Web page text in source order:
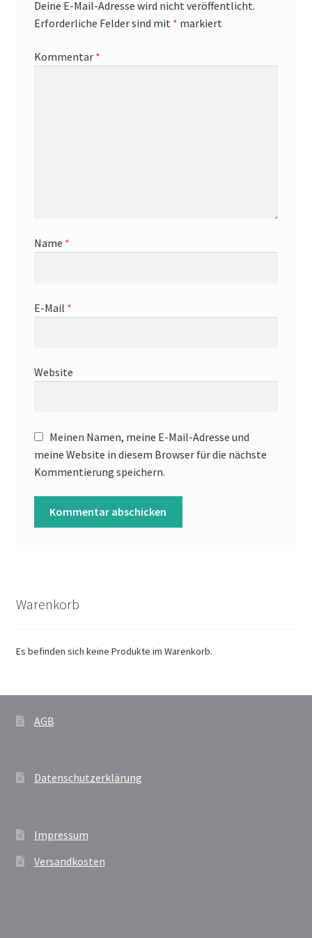
Deine E-Mail-Adresse wird nicht veröffentlicht.
Erforderliche Felder sind mit * markiert
Kommentar *
Name *
E-Mail *
Website
Meinen Namen, meine E-Mail-Adresse und
meine Website in diesem Browser für die nächste
Kommentierung speichern.
Warenkorb
Es befinden sich keine Produkte im Warenkorb.
AGB
Datenschutzerklärung
Impressum
Versandkosten